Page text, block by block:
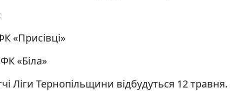
«Присівці»
«Біла»
Ліги Тернопільщини відбудуться 12 травня.